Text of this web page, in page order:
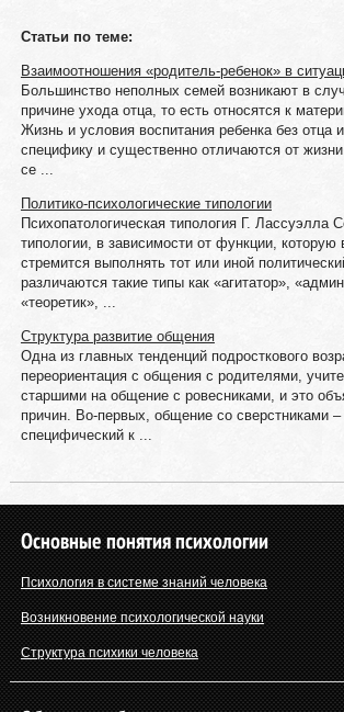
Статьи по теме:
Взаимоотношения «родитель-ребенок» в
Большинство неполных семей возникают в
причине ухода отца, то есть относятся к
Жизнь и условия воспитания ребенка без отца
специфику и существенно отличаются от
се ...
Политико-психологические типологии
Психопатологическая типология Г. Лассуэлла
типологии, в зависимости от функции, которую
стремится выполнять тот или иной
различаются такие типы как «агитатор»,
«теоретик», ...
Структура развитие общения
Одна из главных тенденций подросткового
переориентация с общения с родителями,
старшими на общение с ровесниками, и это
причин. Во-первых, общение со сверстниками
специфический к ...
Основные понятия психологии
Психология в системе знаний человека
Возникновение психологической науки
Структура психики человека